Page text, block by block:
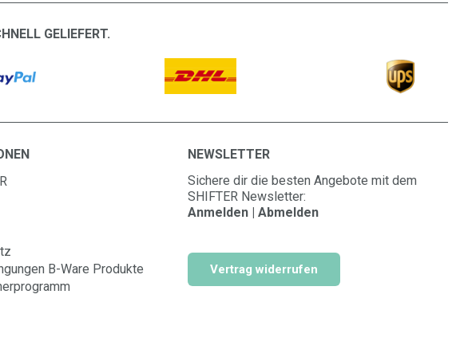
GELIEFERT.
B-Ware Produkte
NEWSLETTER
Sichere dir die besten Angebote mit dem
SHIFTER Newsletter:
Anmelden | Abmelden
Vertrag widerrufen